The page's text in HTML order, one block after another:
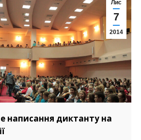
Лис
7
2014
написання диктанту на